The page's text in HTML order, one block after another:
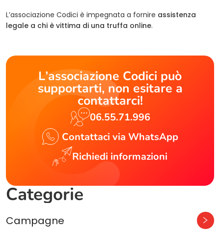
L’associazione Codici è impegnata a fornire assistenza
legale a chi è vittima di una truffa online.
L’associazione Codici può
supportarti, non esitare a
contattarci!
06.55.71.996
Contattaci via WhatsApp
Richiedi informazioni
Categorie
Campagne